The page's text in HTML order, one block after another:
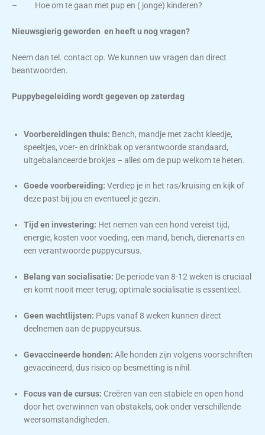
– Hoe om te gaan met pup en ( jonge) kinderen?
Nieuwsgierig geworden en heeft u nog vragen?
Neem dan tel. contact op. We kunnen uw vragen dan direct
beantwoorden.
Puppybegeleiding wordt gegeven op zaterdag
Voorbereidingen thuis: Bench, mandje met zacht kleedje,
speeltjes, voer- en drinkbak op verantwoorde standaard,
uitgebalanceerde brokjes – alles om de pup welkom te heten.
Goede voorbereiding: Verdiep je in het ras/kruising en kijk of
deze past bij jou en eventueel je gezin.
Tijd en investering: Het nemen van een hond vereist tijd,
energie, kosten voor voeding, een mand, bench, dierenarts en
een verantwoorde puppycursus.
Belang van socialisatie: De periode van 8-12 weken is cruciaal
en komt nooit meer terug; optimale socialisatie is essentieel.
Geen wachtlijsten: Pups vanaf 8 weken kunnen direct
deelnemen aan de puppycursus.
Gevaccineerde honden: Alle honden zijn volgens voorschriften
gevaccineerd, dus risico op besmetting is nihil.
Focus van de cursus: Creëren van een stabiele en open hond
door het overwinnen van obstakels, ook onder verschillende
weersomstandigheden.